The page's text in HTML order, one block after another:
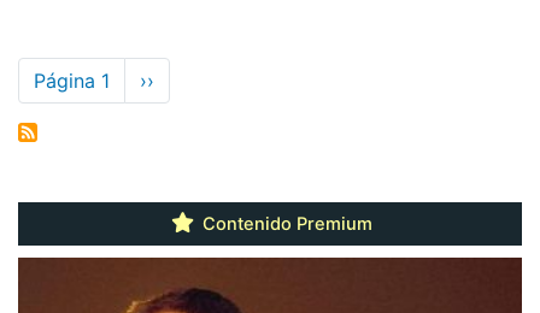
Paginación
Página 1
Siguiente
página
››
Contenido Premium